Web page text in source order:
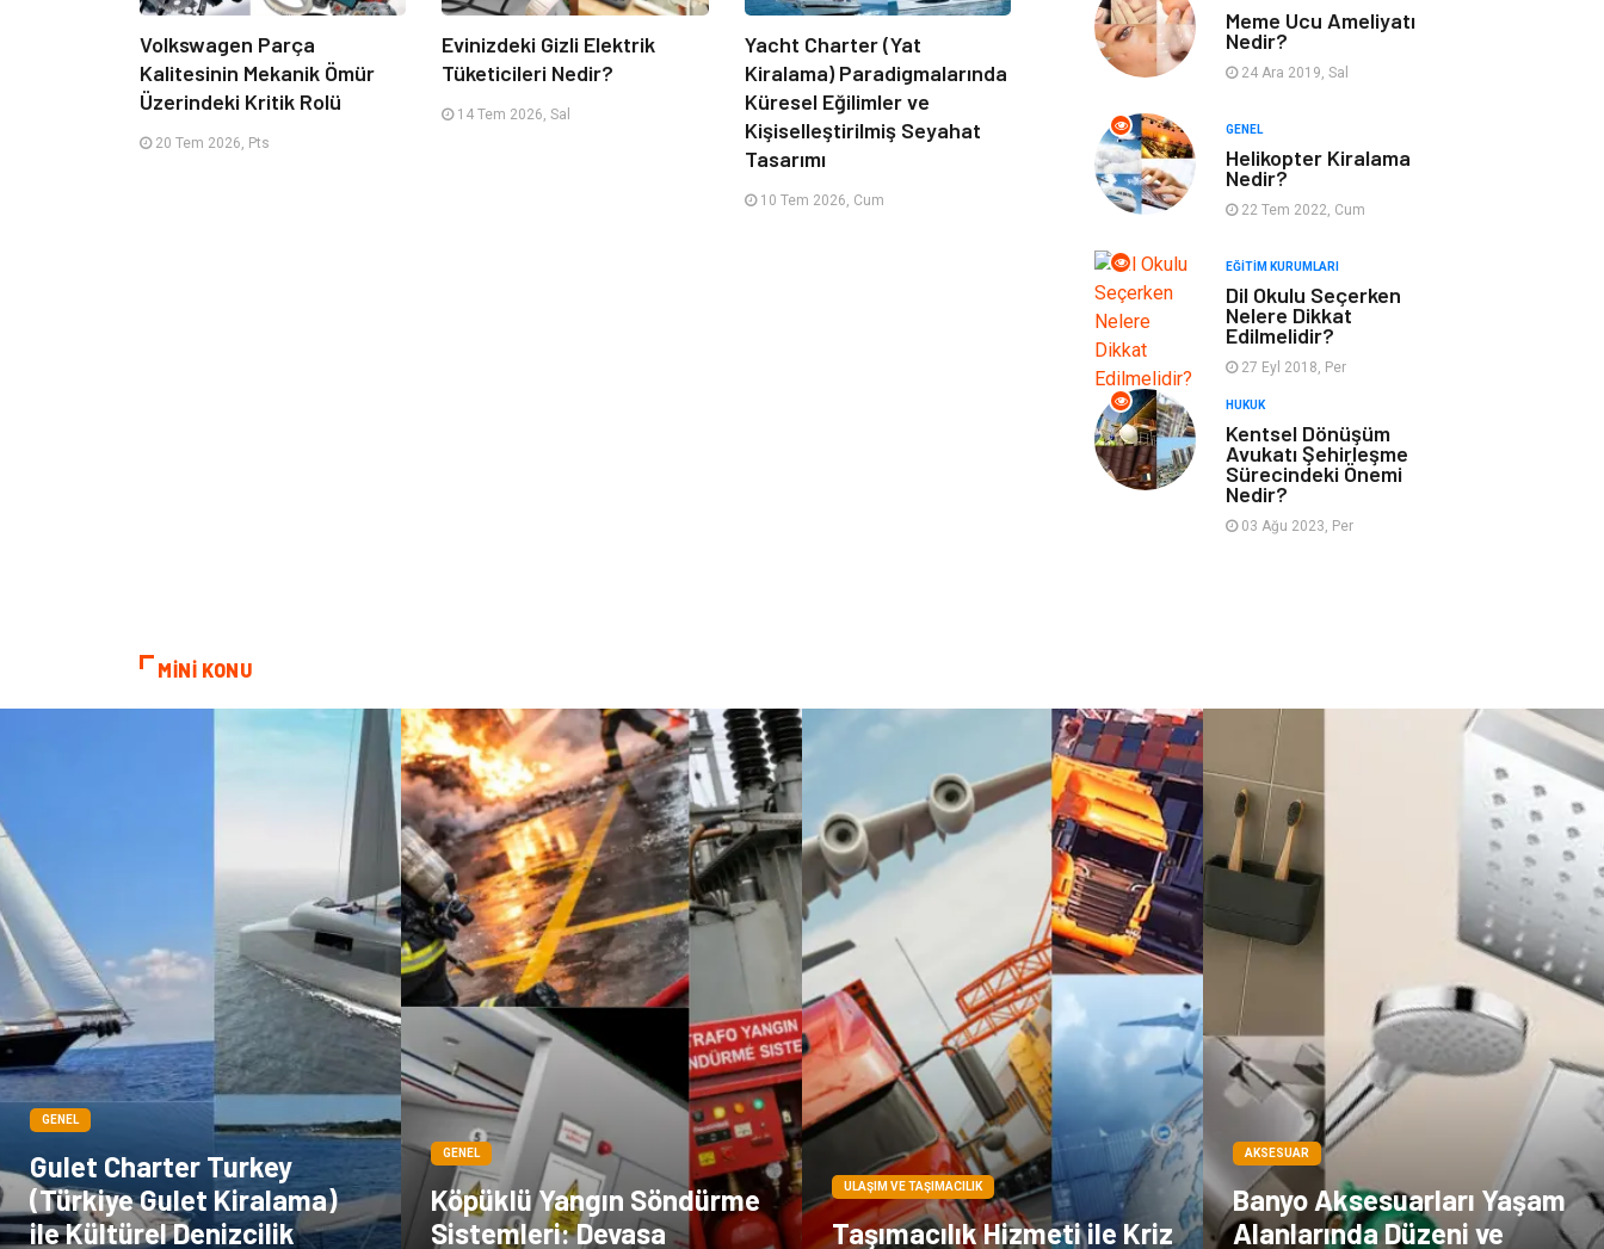
Volkswagen Parça
Kalitesinin Mekanik Ömür
Üzerindeki Kritik Rolü
20 Tem 2026, Pts
Evinizdeki Gizli Elektrik
Tüketicileri Nedir?
14 Tem 2026, Sal
Yacht Charter (Yat
Kiralama) Paradigmalarında
Küresel Eğilimler ve
Kişiselleştirilmiş Seyahat
Tasarımı
10 Tem 2026, Cum
Bahçe Ev Maden ve Metal
Plastik Aksesuar
Tekstil Turizm
Hizmet Hediyelik Eşya
İnternet Ambalaj
Endüstriyel
Ürünler
Markalar Telekomünikasyon
Dernekler ve
Birlikler
Moda İthalat İhracat
Alüminyum
Tarım &
Hayvancılık
Meme Ucu Ameliyatı
Nedir?
24 Ara 2019, Sal
GENEL
Helikopter Kiralama
Nedir?
22 Tem 2022, Cum
EĞITIM KURUMLARI
Dil Okulu Seçerken
Nelere Dikkat
Edilmelidir?
27 Eyl 2018, Per
HUKUK
Kentsel Dönüşüm
Avukatı Şehirleşme
Sürecindeki Önemi
Nedir?
03 Ağu 2023, Per
MİNİ KONU
GENEL
Gulet Charter Turkey
(Türkiye Gulet Kiralama)
ile Kültürel Denizcilik
GENEL
Köpüklü Yangın Söndürme
Sistemleri: Devasa
ULAŞIM VE TAŞIMACILIK
Taşımacılık Hizmeti ile Kriz
AKSESUAR
Banyo Aksesuarları Yaşam
Alanlarında Düzeni ve